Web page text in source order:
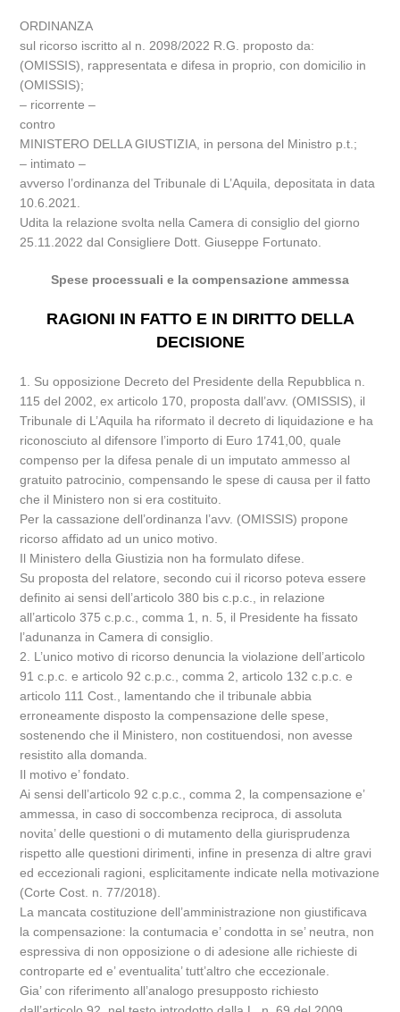
ORDINANZA
sul ricorso iscritto al n. 2098/2022 R.G. proposto da:
(OMISSIS), rappresentata e difesa in proprio, con domicilio in
(OMISSIS);
– ricorrente –
contro
MINISTERO DELLA GIUSTIZIA, in persona del Ministro p.t.;
– intimato –
avverso l’ordinanza del Tribunale di L’Aquila, depositata in data
10.6.2021.
Udita la relazione svolta nella Camera di consiglio del giorno
25.11.2022 dal Consigliere Dott. Giuseppe Fortunato.
Spese processuali e la compensazione ammessa
RAGIONI IN FATTO E IN DIRITTO DELLA
DECISIONE
1. Su opposizione Decreto del Presidente della Repubblica n.
115 del 2002, ex articolo 170, proposta dall’avv. (OMISSIS), il
Tribunale di L’Aquila ha riformato il decreto di liquidazione e ha
riconosciuto al difensore l’importo di Euro 1741,00, quale
compenso per la difesa penale di un imputato ammesso al
gratuito patrocinio, compensando le spese di causa per il fatto
che il Ministero non si era costituito.
Per la cassazione dell’ordinanza l’avv. (OMISSIS) propone
ricorso affidato ad un unico motivo.
Il Ministero della Giustizia non ha formulato difese.
Su proposta del relatore, secondo cui il ricorso poteva essere
definito ai sensi dell’articolo 380 bis c.p.c., in relazione
all’articolo 375 c.p.c., comma 1, n. 5, il Presidente ha fissato
l’adunanza in Camera di consiglio.
2. L’unico motivo di ricorso denuncia la violazione dell’articolo
91 c.p.c. e articolo 92 c.p.c., comma 2, articolo 132 c.p.c. e
articolo 111 Cost., lamentando che il tribunale abbia
erroneamente disposto la compensazione delle spese,
sostenendo che il Ministero, non costituendosi, non avesse
resistito alla domanda.
Il motivo e’ fondato.
Ai sensi dell’articolo 92 c.p.c., comma 2, la compensazione e’
ammessa, in caso di soccombenza reciproca, di assoluta
novita’ delle questioni o di mutamento della giurisprudenza
rispetto alle questioni dirimenti, infine in presenza di altre gravi
ed eccezionali ragioni, esplicitamente indicate nella motivazione
(Corte Cost. n. 77/2018).
La mancata costituzione dell’amministrazione non giustificava
la compensazione: la contumacia e’ condotta in se’ neutra, non
espressiva di non opposizione o di adesione alle richieste di
controparte ed e’ eventualita’ tutt’altro che eccezionale.
Gia’ con riferimento all’analogo presupposto richiesto